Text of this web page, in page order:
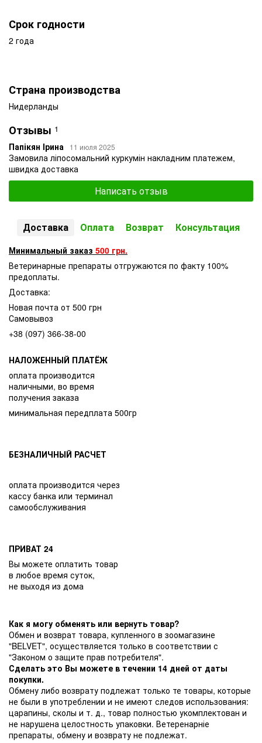
Срок годности
2 года
Страна производства
Нидерланды
Отзывы 1
Папікян Ірина 11 июля 2025
Замовила ліпосомальний куркумін накладним платежем,
швидка доставка
Написать отзыв
Доставка Оплата Возврат Консультация
Минимальный заказ 500 грн.
Ветеринарные препараты отгружаются по факту 100%
предоплаты.
Доставка:
Новая почта от 500 грн
Самовывоз
+38 (097) 366-38-00
НАЛОЖЕННЫЙ ПЛАТЁЖ
оплата производится
наличными, во время
получения заказа
минимальная передплата 500гр
БЕЗНАЛИЧНЫЙ РАСЧЕТ
оплата производится через
кассу банка или терминал
самообслуживания
ПРИВАТ 24
Вы можете оплатить товар
в любое время суток,
не выходя из дома
Как я могу обменять или вернуть товар?
Обмен и возврат товара, купленного в зоомагазине
"BELVET", осуществляется только в соответствии с
"Законом о защите прав потребителя".
Сделать это Вы можете в течении 14 дней от даты
покупки.
Обмену либо возврату подлежат только те товары, которые
не были в употреблении и не имеют следов использования:
царапины, сколы и т. д., товар полностью укомплектован и
не нарушена целостность упаковки. Ветеренарніе
препараты, обмену и возврату не подлежат.